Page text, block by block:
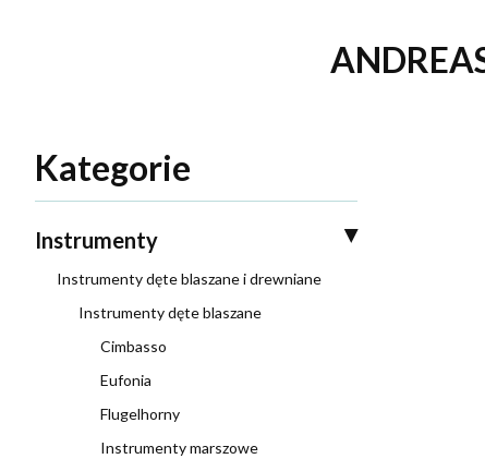
Kategorie
Instrumenty
Instrumenty dęte blaszane i drewniane
Instrumenty dęte blaszane
Cimbasso
Eufonia
Flugelhorny
Instrumenty marszowe